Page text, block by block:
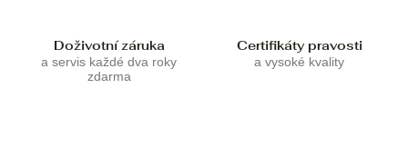
Doživotní záruka
a servis každé dva roky
zdarma
Certifikáty pravosti
a vysoké kvality